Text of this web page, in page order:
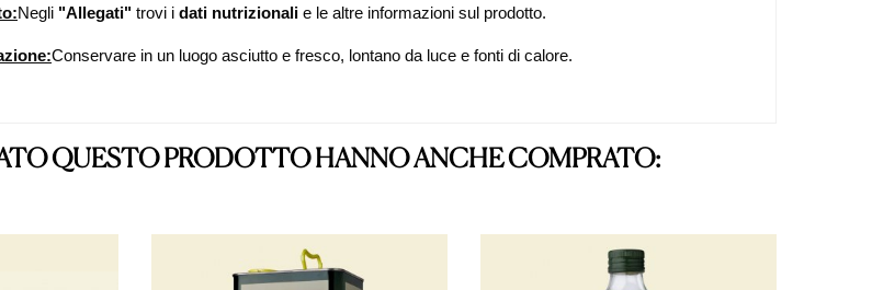
Negli "Allegati" trovi i dati nutrizionali e le altre informazioni sul prodotto.
Conservare in un luogo asciutto e fresco, lontano da luce e fonti di calore.
QUESTO PRODOTTO HANNO ANCHE COMPRATO: